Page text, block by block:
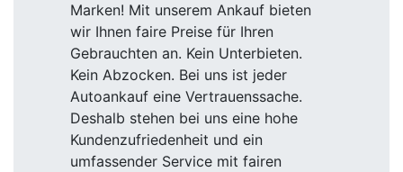
Marken! Mit unserem Ankauf bieten
wir Ihnen faire Preise für Ihren
Gebrauchten an. Kein Unterbieten.
Kein Abzocken. Bei uns ist jeder
Autoankauf eine Vertrauenssache.
Deshalb stehen bei uns eine hohe
Kundenzufriedenheit und ein
umfassender Service mit fairen